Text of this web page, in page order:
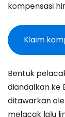
kompensasi
Klaim
Bentuk
diandalkan ke
ditawarkan
melacak lalu